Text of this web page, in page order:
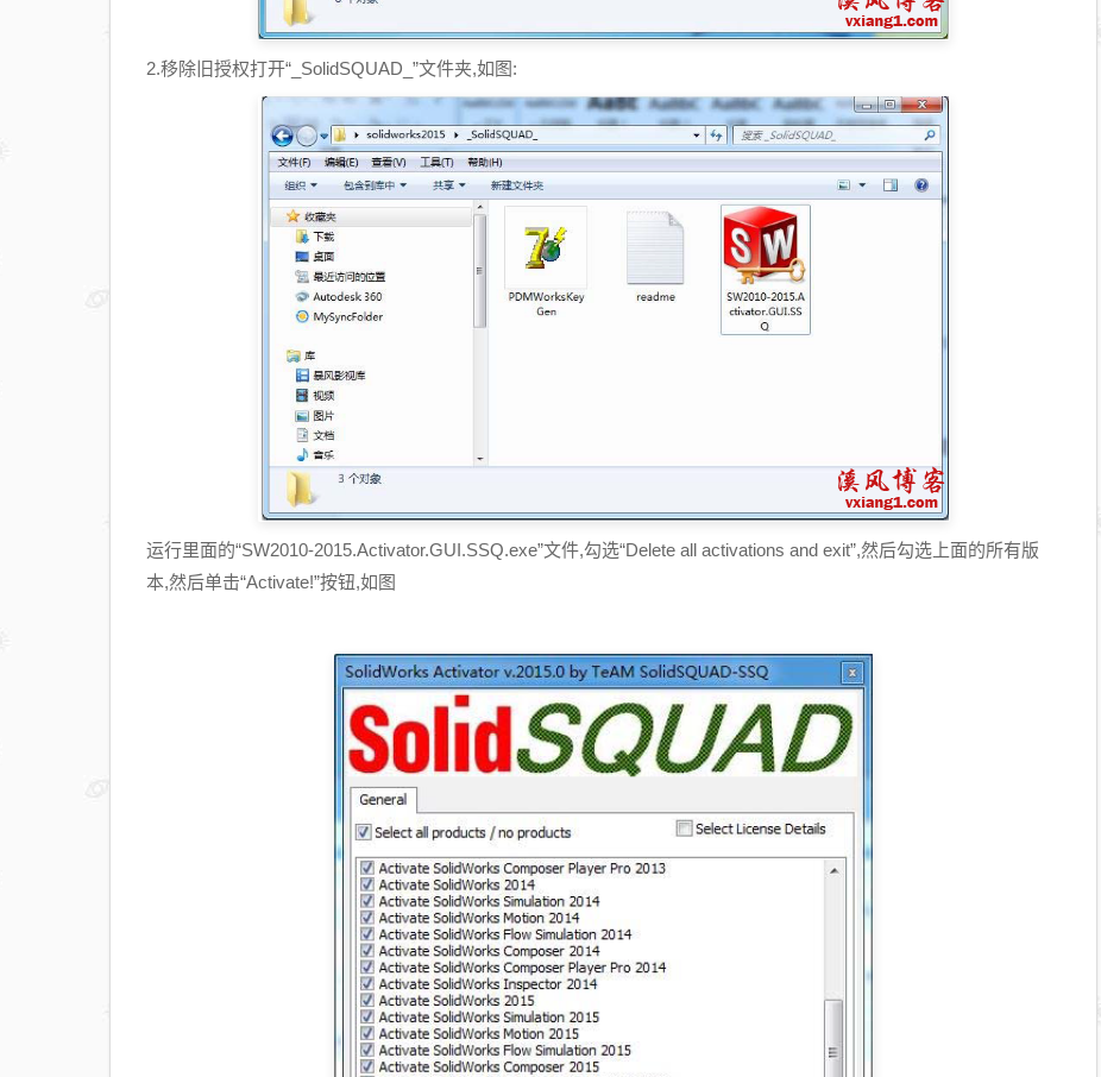
2.移除旧授权打开“_SolidSQUAD_”文件夹,如图:
运行里面的“SW2010-2015.Activator.GUI.SSQ.exe”文件,勾选“Delete all activations and exit”,然后勾选上面的所有版
本,然后单击“Activate!”按钮,如图